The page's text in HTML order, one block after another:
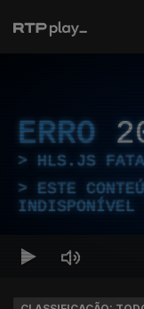
ERRO
HLS.JS
ESTE
INDISPONÍVEL